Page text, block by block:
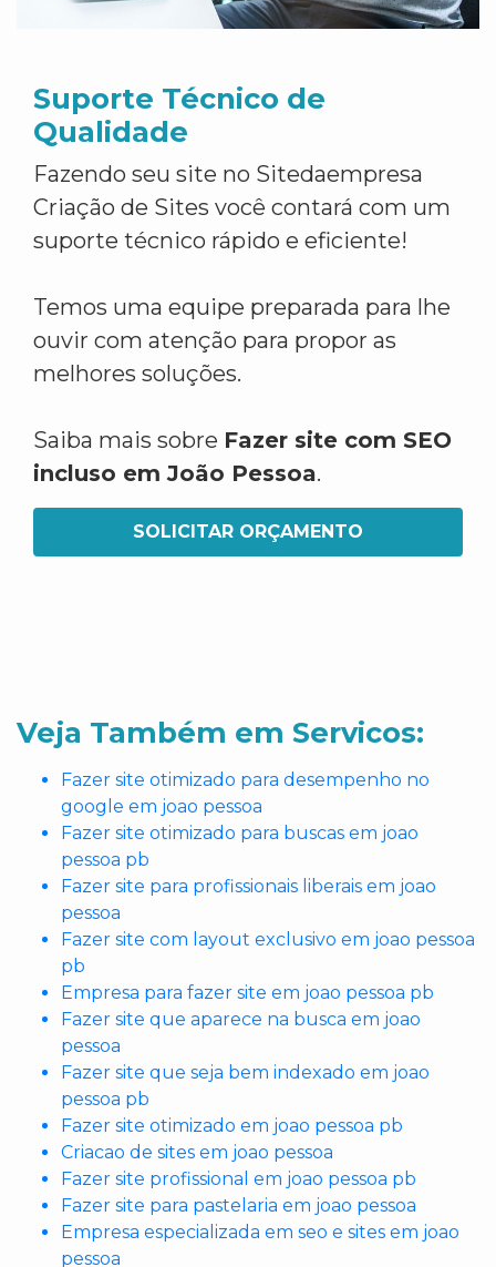
Suporte Técnico de
Qualidade
Fazendo seu site no Sitedaempresa
Criação de Sites você contará com um
suporte técnico rápido e eficiente!
Temos uma equipe preparada para lhe
ouvir com atenção para propor as
melhores soluções.
Saiba mais sobre Fazer site com SEO
incluso em João Pessoa.
SOLICITAR ORÇAMENTO
Veja Também em Servicos:
Fazer site otimizado para desempenho no
google em joao pessoa
Fazer site otimizado para buscas em joao
pessoa pb
Fazer site para profissionais liberais em joao
pessoa
Fazer site com layout exclusivo em joao pessoa
pb
Empresa para fazer site em joao pessoa pb
Fazer site que aparece na busca em joao
pessoa
Fazer site que seja bem indexado em joao
pessoa pb
Fazer site otimizado em joao pessoa pb
Criacao de sites em joao pessoa
Fazer site profissional em joao pessoa pb
Fazer site para pastelaria em joao pessoa
Empresa especializada em seo e sites em joao
pessoa